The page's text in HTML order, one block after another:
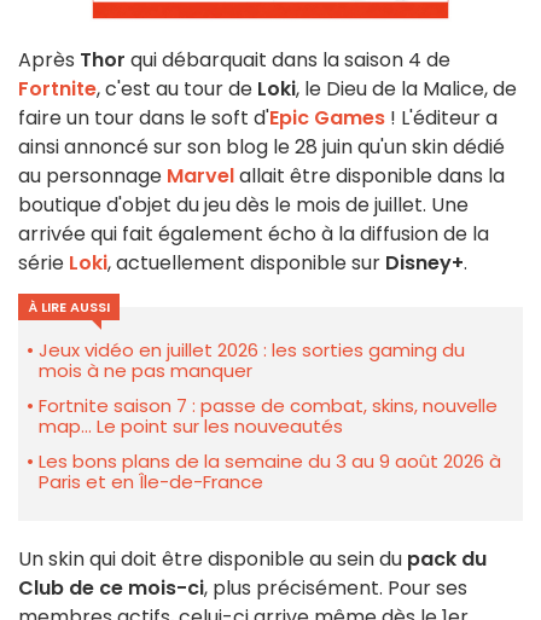
Après Thor qui débarquait dans la saison 4 de
Fortnite, c'est au tour de Loki, le Dieu de la Malice, de
faire un tour dans le soft d'Epic Games ! L'éditeur a
ainsi annoncé sur son blog le 28 juin qu'un skin dédié
au personnage Marvelallait être disponible dans la
boutique d'objet du jeu dès le mois de juillet. Une
arrivée qui fait également écho à la diffusion de la
série Loki, actuellement disponible sur Disney+.
À LIRE AUSSI
Jeux vidéo en juillet 2026 : les sorties gaming du
mois à ne pas manquer
Fortnite saison 7 : passe de combat, skins, nouvelle
map... Le point sur les nouveautés
Les bons plans de la semaine du 3 au 9 août 2026 à
Paris et en Île-de-France
Un skin qui doit être disponible au sein du pack du
Club de ce mois-ci, plus précisément. Pour ses